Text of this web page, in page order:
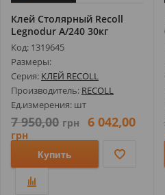
Клей Столярный Recoll
Legnodur A/240 30кг
Код: 1319645
Размеры:
Серия: КЛЕЙ RECOLL
Производитель: RECOLL
Ед.измерения: шт
7 950,00 грн 6 042,00
грн
Купить